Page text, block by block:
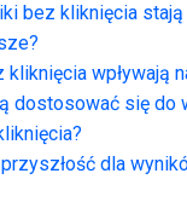
bez kliknięcia
wpływają
dostosować się do
dla